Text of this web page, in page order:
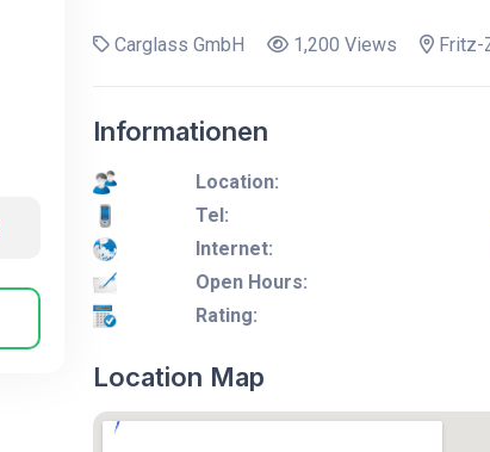
Carglass GmbH 1,200 Views Fritz-
Informationen
Location:
Tel:
Internet:
Open Hours:
Rating:
Location Map